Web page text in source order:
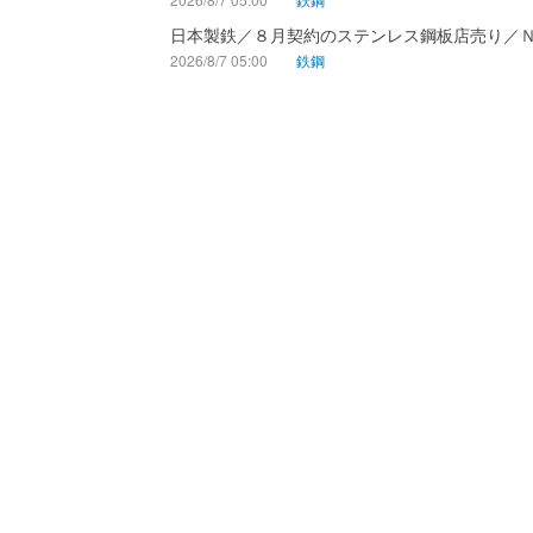
日本製鉄／８月契約のステンレス鋼板店売り／
2026/8/7 05:00 鉄鋼